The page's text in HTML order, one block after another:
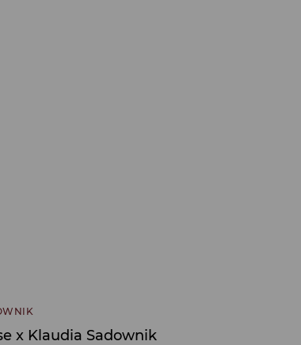
x Klaudia Sadownik